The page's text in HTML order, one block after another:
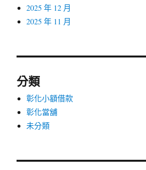
2025 年 12 月
2025 年 11 月
分類
彰化小額借款
彰化當舖
未分類